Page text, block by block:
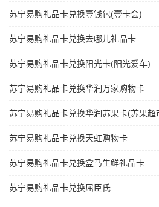
苏宁易购礼品卡兑换壹钱包(壹卡会)
苏宁易购礼品卡兑换去哪儿礼品卡
苏宁易购礼品卡兑换阳光卡(阳光爱车)
苏宁易购礼品卡兑换华润万家购物卡
苏宁易购礼品卡兑换华润苏果卡(苏果超
苏宁易购礼品卡兑换天虹购物卡
苏宁易购礼品卡兑换盒马生鲜礼品卡
苏宁易购礼品卡兑换屈臣氏